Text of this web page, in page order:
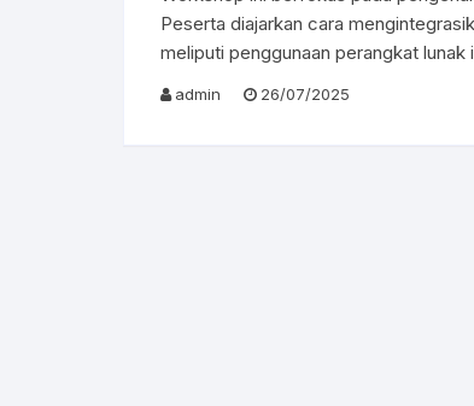
Peserta diajarkan cara
meliputi penggunaan perangkat lunak
admin 26/07/2025